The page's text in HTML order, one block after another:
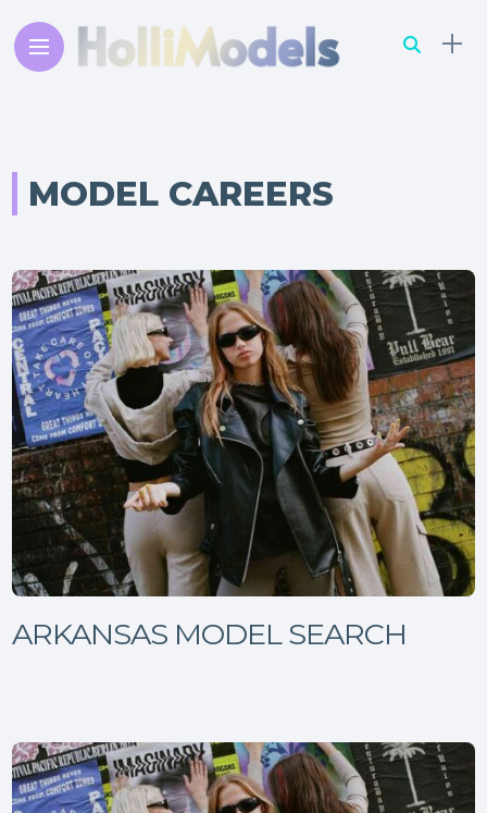
MODEL CAREERS
ARKANSAS MODEL SEARCH